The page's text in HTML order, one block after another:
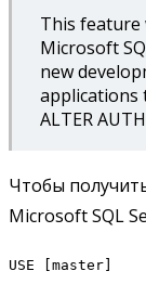
This feature
Microsoft
new
applications
ALTER
Чтобы
Microsoft SQL
USE [master]